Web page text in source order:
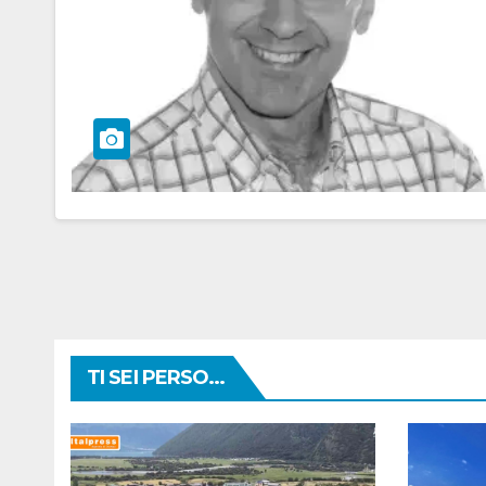
TI SEI PERSO...